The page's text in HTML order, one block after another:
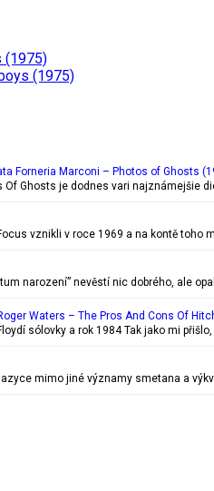
(1975)
(1975)
Forneria Marconi – Photos of Ghosts
Of Ghosts je dodnes vari najznámejšie
vznikli v roce 1969 a na kontě toho
narození” nevěstí nic dobrého, ale
Waters ‎– The Pros And Cons Of
sólovky a rok 1984 Tak jako mi
mimo jiné významy smetana a